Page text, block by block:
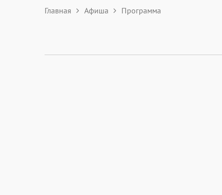
Главная Афиша Программа